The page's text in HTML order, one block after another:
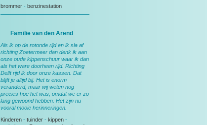
brommer - benzinestation
Familie van den Arend
Als ik op de rotonde rijd en ik sla af
richting Zoetermeer dan denk ik aan
onze oude kippenschuur waar ik dan
als het ware doorheen rijd. Richting
Delft rijd ik door onze kassen. Dat
blijft je altijd bij. Het is enorm
veranderd, maar wij weten nog
precies hoe het was, omdat we er zo
lang gewoond hebben. Het zijn nu
vooral mooie herinneringen.
Kinderen - tuinder - kippen -